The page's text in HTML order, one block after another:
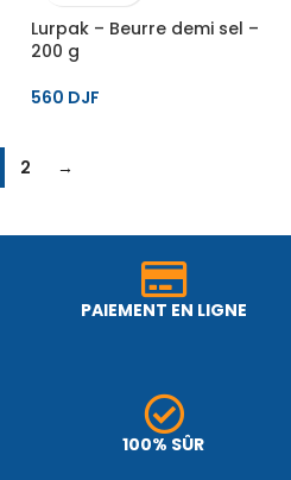
Lurpak – Beurre demi sel –
200 g
560 DJF
2 →
PAIEMENT EN LIGNE
100% SÛR